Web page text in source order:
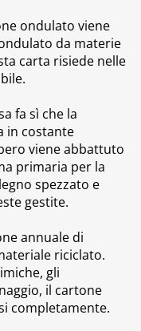
ondulato viene
da materie
carta risiede nelle
fa sì che la
in costante
viene abbattuto
primaria per la
spezzato e
gestite.
annuale di
riciclato.
gli
il cartone
completamente.